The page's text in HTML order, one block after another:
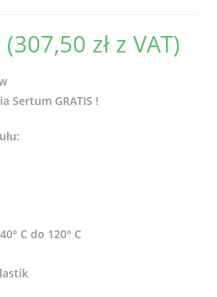
(307,50 zł z VAT)
Sertum GRATIS !
C do 120° C